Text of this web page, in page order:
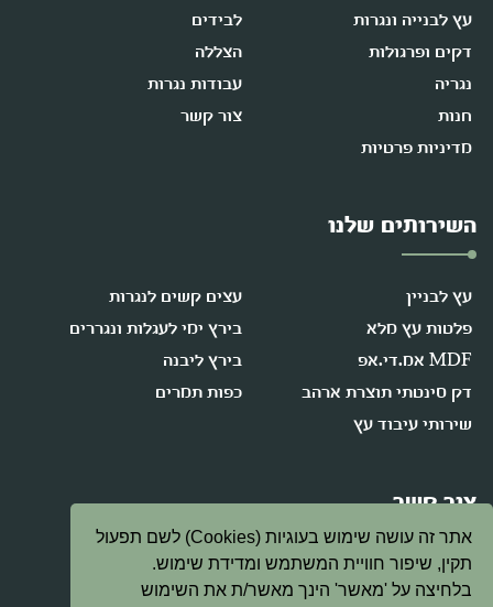
אתר זה עושה שימוש בעוגיות (Cookies) לשם תפעול
תקין, שיפור חוויית המשתמש ומדידת שימוש.
בלחיצה על 'מאשר' הינך מאשר/ת את השימוש
עץ לבנייה ונגרות
לבידים
דקים ופרגולות
הצללה
נגריה
עבודות נגרות
חנות
צור קשר
מדיניות פרטיות
השירותים שלנו
עץ לבניין
עצים קשים לנגרות
פלטות עץ מלא
בירץ ימי לעגלות ונגררים
MDF אמ.די.אפ
בירץ ליבנה
דק סינטתי תוצרת ארהב
כפות תמרים
שירותי עיבוד עץ
צור קשר
08-9472378